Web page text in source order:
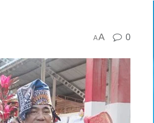
AA 0